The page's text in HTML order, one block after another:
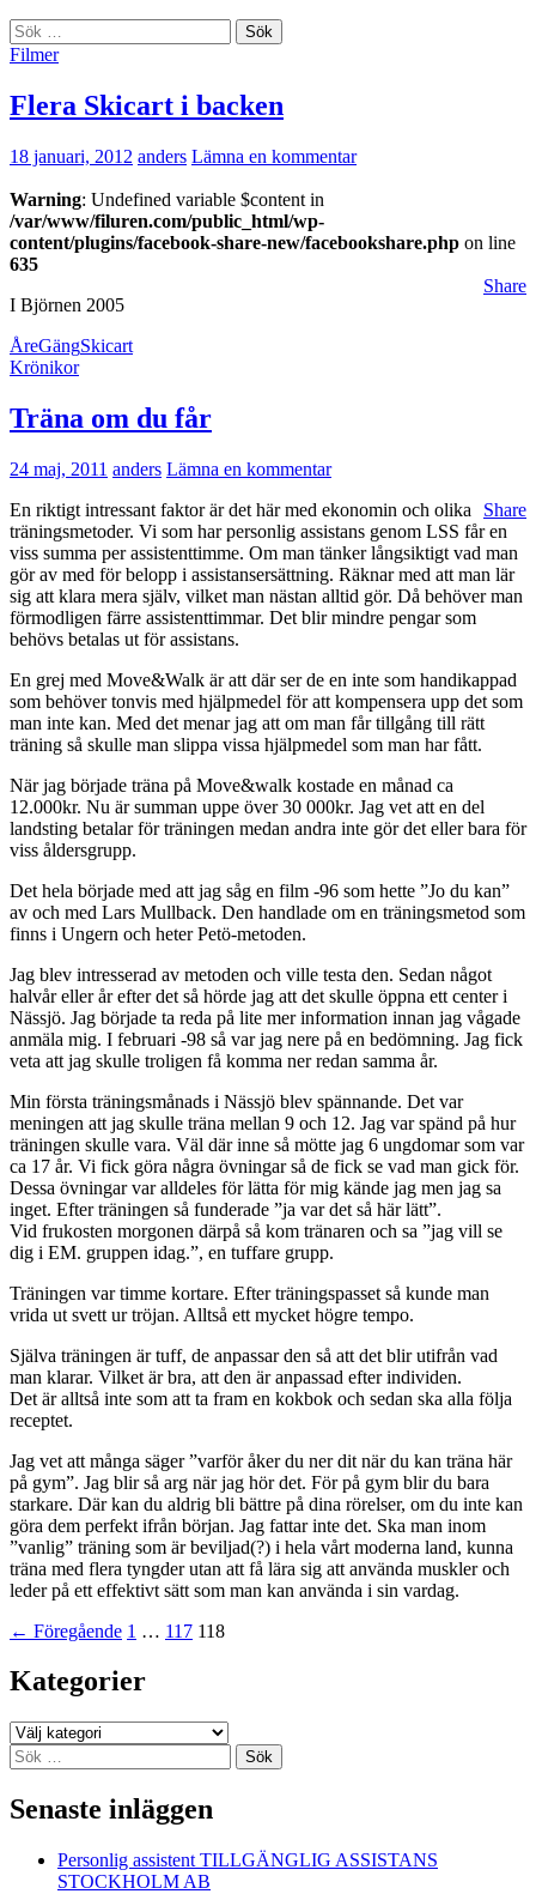
Sök
efter:
Filmer
Flera Skicart i backen
18 januari, 2012 anders Lämna en kommentar
Warning: Undefined variable $content in
/var/www/filuren.com/public_html/wp-
content/plugins/facebook-share-new/facebookshare.php on line
635
Share
I Björnen 2005
ÅreGängSkicart
Krönikor
Träna om du får
24 maj, 2011 anders Lämna en kommentar
Share
En riktigt intressant faktor är det här med ekonomin och olika
träningsmetoder. Vi som har personlig assistans genom LSS får en
viss summa per assistenttimme. Om man tänker långsiktigt vad man
gör av med för belopp i assistansersättning. Räknar med att man lär
sig att klara mera själv, vilket man nästan alltid gör. Då behöver man
förmodligen färre assistenttimmar. Det blir mindre pengar som
behövs betalas ut för assistans.
En grej med Move&Walk är att där ser de en inte som handikappad
som behöver tonvis med hjälpmedel för att kompensera upp det som
man inte kan. Med det menar jag att om man får tillgång till rätt
träning så skulle man slippa vissa hjälpmedel som man har fått.
När jag började träna på Move&walk kostade en månad ca
12.000kr. Nu är summan uppe över 30 000kr. Jag vet att en del
landsting betalar för träningen medan andra inte gör det eller bara för
viss åldersgrupp.
Det hela började med att jag såg en film -96 som hette ”Jo du kan”
av och med Lars Mullback. Den handlade om en träningsmetod som
finns i Ungern och heter Petö-metoden.
Jag blev intresserad av metoden och ville testa den. Sedan något
halvår eller år efter det så hörde jag att det skulle öppna ett center i
Nässjö. Jag började ta reda på lite mer information innan jag vågade
anmäla mig. I februari -98 så var jag nere på en bedömning. Jag fick
veta att jag skulle troligen få komma ner redan samma år.
Min första träningsmånads i Nässjö blev spännande. Det var
meningen att jag skulle träna mellan 9 och 12. Jag var spänd på hur
träningen skulle vara. Väl där inne så mötte jag 6 ungdomar som var
ca 17 år. Vi fick göra några övningar så de fick se vad man gick för.
Dessa övningar var alldeles för lätta för mig kände jag men jag sa
inget. Efter träningen så funderade ”ja var det så här lätt”.
Vid frukosten morgonen därpå så kom tränaren och sa ”jag vill se
dig i EM. gruppen idag.”, en tuffare grupp.
Träningen var timme kortare. Efter träningspasset så kunde man
vrida ut svett ur tröjan. Alltså ett mycket högre tempo.
Själva träningen är tuff, de anpassar den så att det blir utifrån vad
man klarar. Vilket är bra, att den är anpassad efter individen.
Det är alltså inte som att ta fram en kokbok och sedan ska alla följa
receptet.
Jag vet att många säger ”varför åker du ner dit när du kan träna här
på gym”. Jag blir så arg när jag hör det. För på gym blir du bara
starkare. Där kan du aldrig bli bättre på dina rörelser, om du inte kan
göra dem perfekt ifrån början. Jag fattar inte det. Ska man inom
”vanlig” träning som är beviljad(?) i hela vårt moderna land, kunna
träna med flera tyngder utan att få lära sig att använda muskler och
leder på ett effektivt sätt som man kan använda i sin vardag.
Inläggsnavigering
← Föregående 1 … 117 118
Kategorier
Kategorier
Sök
efter:
Senaste inläggen
Personlig assistent TILLGÄNGLIG ASSISTANS
STOCKHOLM AB